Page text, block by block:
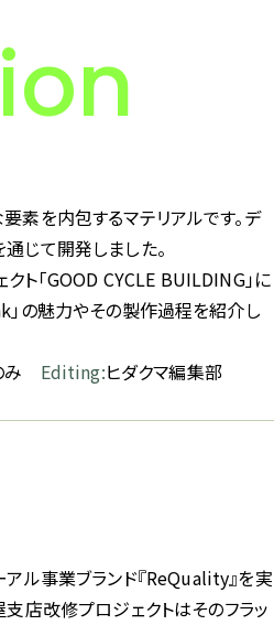
素を内包するマテリアルです。デ
じて開発しました。
ト「GOOD CYCLE BUILDING」に
の魅力やその製作過程を紹介し
み Editing:ヒダクマ編集部
ル事業ブランド『ReQuality』を実
店改修プロジェクトはそのフラッ